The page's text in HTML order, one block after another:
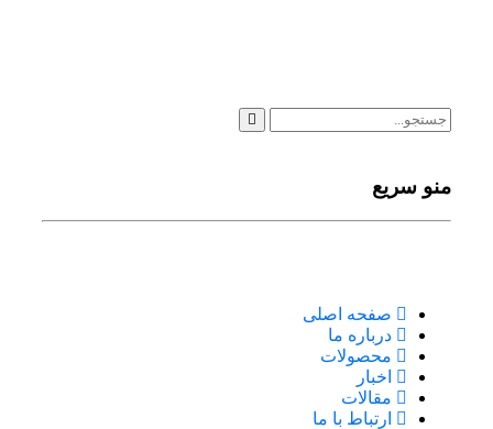
منو سریع
صفحه اصلی
درباره ما
محصولات
اخبار
مقالات
ارتباط با ما